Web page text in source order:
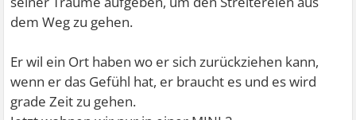
dem Weg zu gehen.
Er wil ein Ort haben wo er sich zurückziehen kann,
wenn er das Gefühl hat, er braucht es und es wird
grade Zeit zu gehen.